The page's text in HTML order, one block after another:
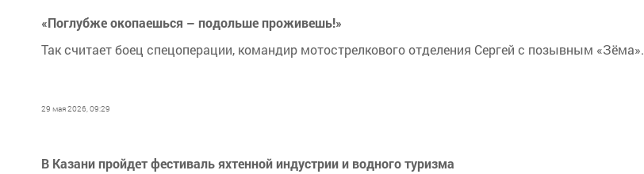
«Поглубже окопаешься – подольше проживешь!»
Так считает боец спецоперации, командир мотострелкового отделения Сергей с позывным «Зёма».
29 мая 2026, 09:29
В Казани пройдет фестиваль яхтенной индустрии и водного туризма